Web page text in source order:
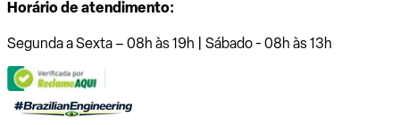
Horário de atendimento:
Segunda a Sexta – 08h às 19h | Sábado - 08h às 13h